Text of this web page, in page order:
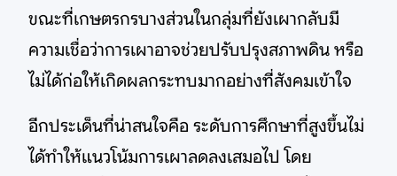
ขณะที่เกษตรกรบางส่วนในกลุ่มที่ยังเผากลับมี
ความเชื่อว่าการเผาอาจช่วยปรับปรุงสภาพดิน หรือ
ไม่ได้ก่อให้เกิดผลกระทบมากอย่างที่สังคมเข้าใจ
อีกประเด็นที่น่าสนใจคือ ระดับการศึกษาที่สูงขึ้นไม่
ได้ทำให้แนวโน้มการเผาลดลงเสมอไป โดย